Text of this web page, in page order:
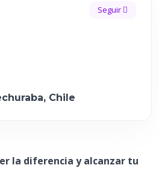
Seguir
Chile
la diferencia y alcanzar tu